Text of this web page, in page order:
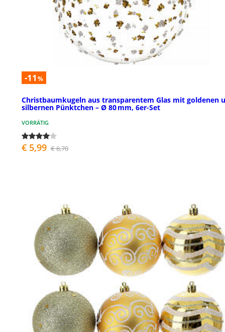
-11 %
Christbaumkugeln aus transparentem Glas mit goldenen
silbernen Pünktchen – Ø 80 mm, 6er-Set
VORRÄTIG
€ 5,99 € 6,70